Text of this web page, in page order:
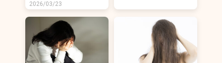
2026/03/23